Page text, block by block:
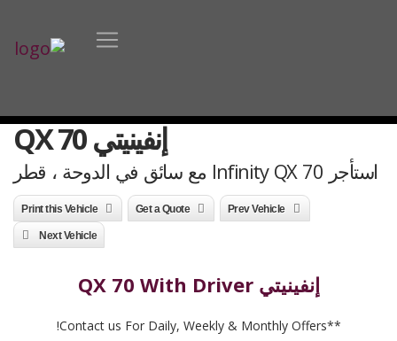
إنفينيتي QX 70
استأجر Infinity QX 70 مع سائق في الدوحة ، قطر
Prev Vehicle
Get a Quote
Print this Vehicle
Next Vehicle
إنفينيتي QX 70 With Driver
**Contact us For Daily, Weekly & Monthly Offers!